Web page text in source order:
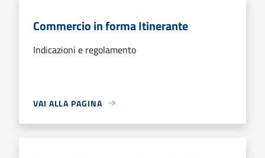
Commercio in forma Itinerante
Indicazioni e regolamento
VAI ALLA PAGINA